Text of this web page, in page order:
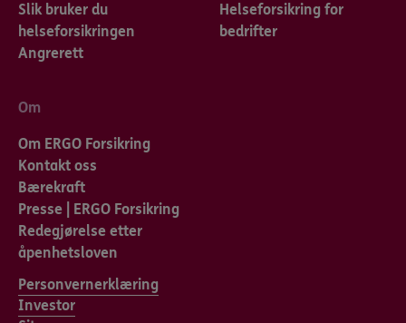
Slik bruker du
helseforsikringen
Angrerett
Helseforsikring for
bedrifter
Om
Om ERGO Forsikring
Kontakt oss
Bærekraft
Presse | ERGO Forsikring
Redegjørelse etter
åpenhetsloven
Personvernerklæring
Investor